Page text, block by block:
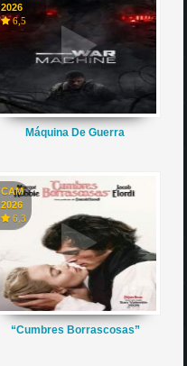
2026
6,5
Máquina De Guerra
CAM
2026
6,3
“Cumbres Borrascosas”